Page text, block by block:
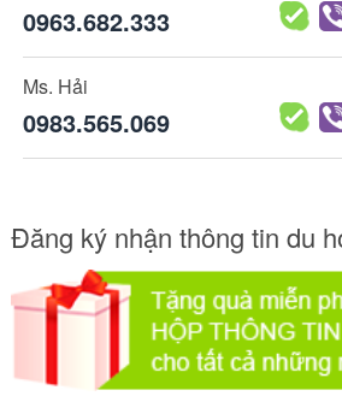
0963.682.333
Ms. Hải
0983.565.069
Đăng ký nhận thông tin du